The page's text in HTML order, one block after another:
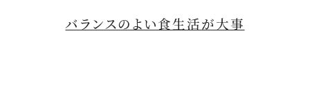
バランスのよい食生活が大事